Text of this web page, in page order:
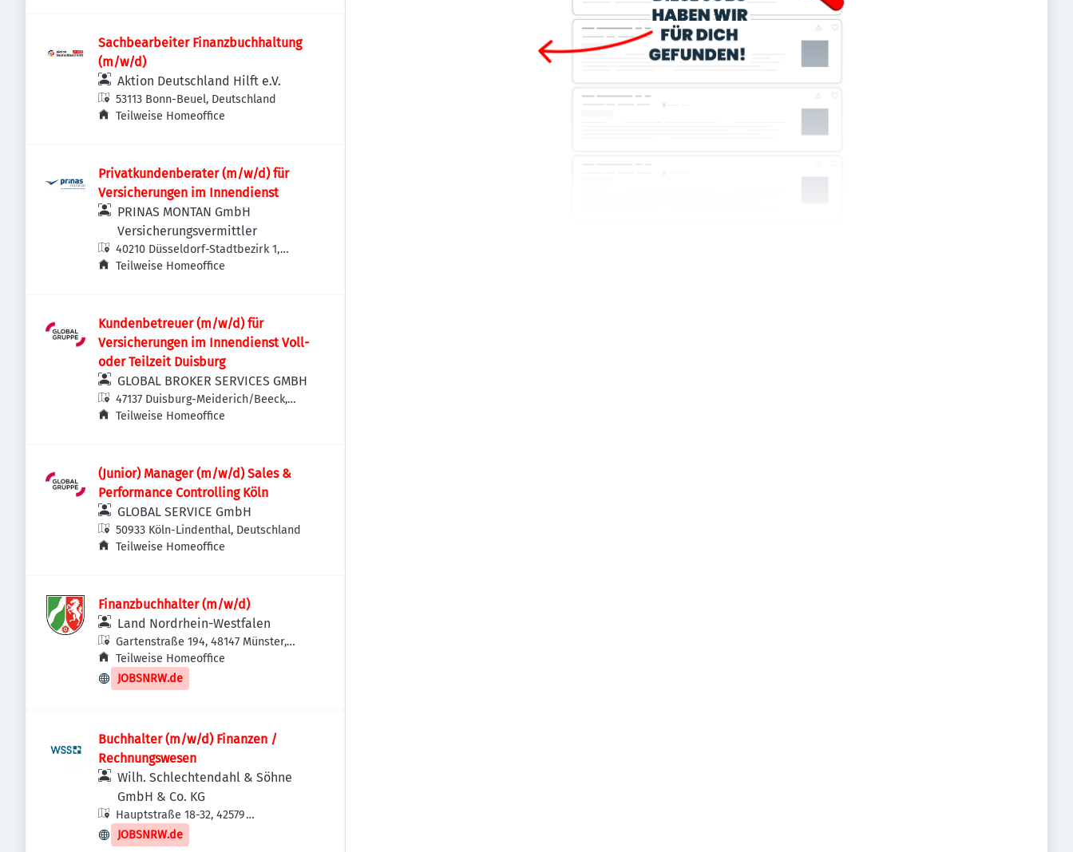
Sachbearbeiter Finanzbuchhaltung
(m/w/d)
Aktion Deutschland Hilft e.V.
53113 Bonn-Beuel, Deutschland
Teilweise Homeoffice
Privatkundenberater (m/w/d) für
Versicherungen im Innendienst
PRINAS MONTAN GmbH
Versicherungsvermittler
40210 Düsseldorf-Stadtbezirk 1,
Deutschland
Teilweise Homeoffice
Kundenbetreuer (m/w/d) für
Versicherungen im Innendienst Voll-
oder Teilzeit Duisburg
GLOBAL BROKER SERVICES GMBH
47137 Duisburg-Meiderich/Beeck,
Deutschland
Teilweise Homeoffice
(Junior) Manager (m/w/d) Sales &
Performance Controlling Köln
GLOBAL SERVICE GmbH
50933 Köln-Lindenthal, Deutschland
Teilweise Homeoffice
Finanzbuchhalter (m/w/d)
Land Nordrhein-Westfalen
Gartenstraße 194, 48147 Münster,
Deutschland
Teilweise Homeoffice
JOBSNRW.de
Buchhalter (m/w/d) Finanzen /
Rechnungswesen
Wilh. Schlechtendahl & Söhne
GmbH & Co. KG
Hauptstraße 18-32, 42579
Heiligenhaus, Deutschland
JOBSNRW.de